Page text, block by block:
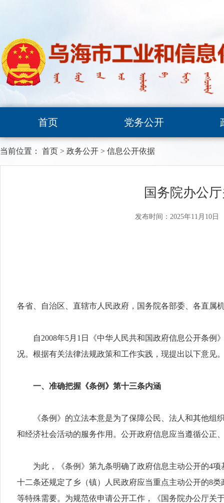
首页 党务公开
当前位置： 首页 > 政务公开 > 信息公开依据
国务院办公
发布时间：2025年11月10日
各省、自治区、直辖市人民政府，国务院各部委、各直属
自2008年5月1日《中华人民共和国政府信息公开条例
况。根据有关法律法规政策和工作实践，现提出以下意见
一、准确把握《条例》第十三条内涵
《条例》的立法本意是为了保障公民、法人和其他组织
和经济社会活动的服务作用。公开政府信息应当遵循公正
为此，《条例》第九条明确了政府信息主动公开的4项
十二条还规定了乡（镇）人民政府应当重点主动公开的8
等特殊需要。为规范依申请公开工作，《国务院办公厅关